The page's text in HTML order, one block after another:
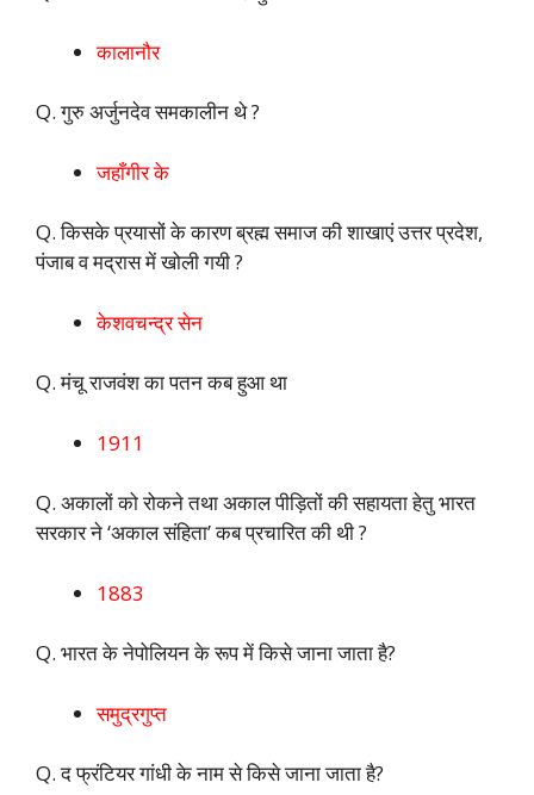
कालानौर
Q. गुरु अर्जुनदेव समकालीन थे ?
जहाँगीर के
Q. किसके प्रयासों के कारण ब्रह्म समाज की शाखाएं उत्तर प्रदेश,
पंजाब व मद्रास में खोली गयी ?
केशवचन्द्र सेन
Q. मंचू राजवंश का पतन कब हुआ था
1911
Q. अकालों को रोकने तथा अकाल पीड़ितों की सहायता हेतु भारत
सरकार ने ‘अकाल संहिता’ कब प्रचारित की थी ?
1883
Q. भारत के नेपोलियन के रूप में किसे जाना जाता है?
समुद्रगुप्त
Q. द फ्रंटियर गांधी के नाम से किसे जाना जाता है?